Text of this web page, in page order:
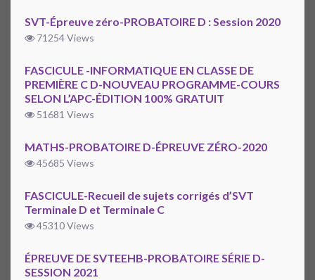
SVT-Épreuve zéro-PROBATOIRE D : Session 2020
71254 Views
FASCICULE -INFORMATIQUE EN CLASSE DE
PREMIÈRE C D-NOUVEAU PROGRAMME-COURS
SELON L’APC-ÉDITION 100% GRATUIT
51681 Views
MATHS-PROBATOIRE D-ÉPREUVE ZÉRO-2020
45685 Views
FASCICULE-Recueil de sujets corrigés d’SVT
Terminale D et Terminale C
45310 Views
ÉPREUVE DE SVTEEHB-PROBATOIRE SÉRIE D-
SESSION 2021